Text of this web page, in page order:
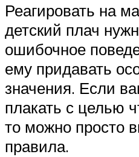
Реагировать на
детский плач
ошибочное
ему придавать
значения. Если
плакать с целью
то можно просто
правила.